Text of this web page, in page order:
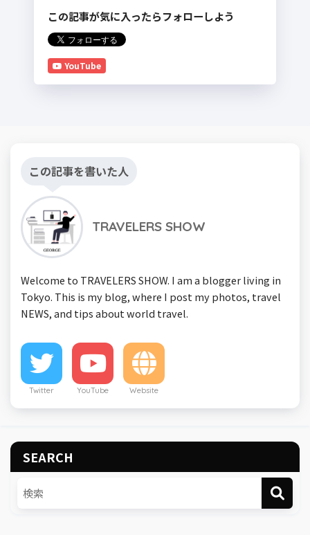
この記事が気に入ったらフォローしよう
YouTube
この記事を書いた人
TRAVELERS SHOW
Welcome to TRAVELERS SHOW. I am a blogger living in
Tokyo. This is my blog, where I post my photos, travel
NEWS, and tips about world travel.
Twitter YouTube Website
SEARCH